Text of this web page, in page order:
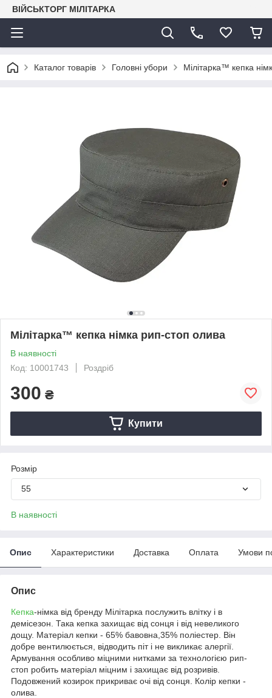
ВІЙСЬКТОРГ МІЛІТАРКА
Каталог товарів Головні убори Мілітарка™ кепка
Мілітарка™ кепка німка рип-стоп олива
В наявності
Код: 10001743
Роздріб
300 ₴
Купити
Розмір
55
В наявності
Опис Характеристики Доставка Оплата Умови
Опис
Кепка-німка від бренду Мілітарка послужить влітку і в
демісезон. Така кепка захищає від сонця і від невеликого
дощу. Матеріал кепки - 65% бавовна,35% поліестер. Він
добре вентилюється, відводить піт і не викликає алергії.
Армування особливо міцними нитками за технологією рип-
стоп робить матеріал міцним і захищає від розривів.
Подовжений козирок прикриває очі від сонця. Колір кепки -
олива.